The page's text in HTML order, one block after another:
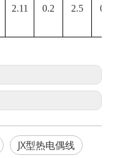
2.11 0.2 2.5 0.2
JX型热电偶线